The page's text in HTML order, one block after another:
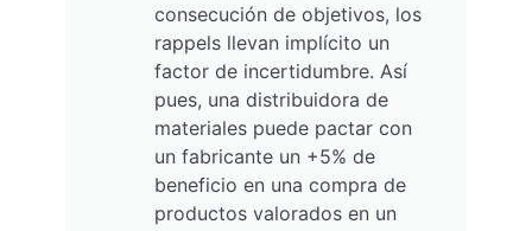
consecución de objetivos, los
rappels llevan implícito un
factor de incertidumbre. Así
pues, una distribuidora de
materiales puede pactar con
un fabricante un +5% de
beneficio en una compra de
productos valorados en un